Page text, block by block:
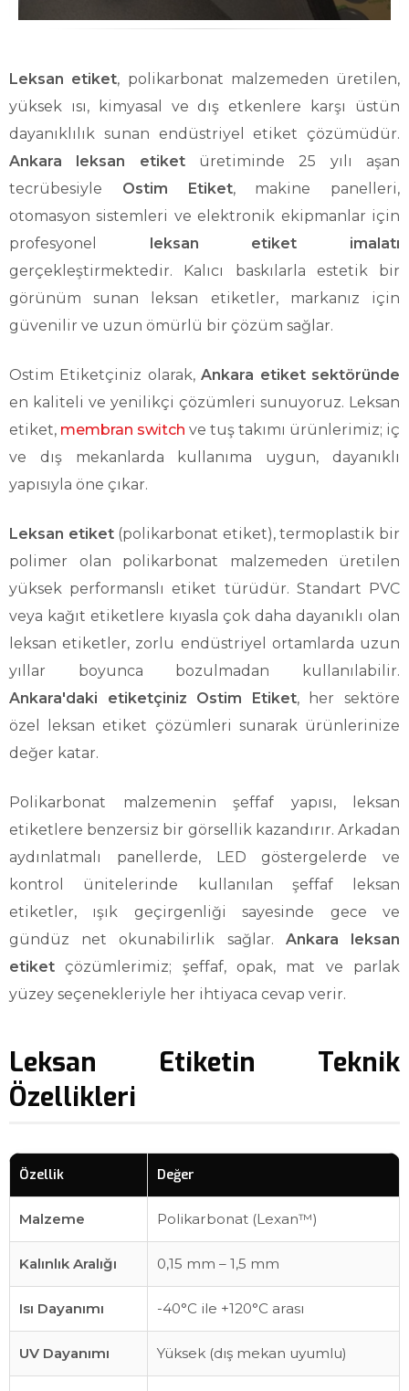
Leksan etiket, polikarbonat malzemeden üretilen,
yüksek ısı, kimyasal ve dış etkenlere karşı üstün
dayanıklılık sunan endüstriyel etiket çözümüdür.
Ankara leksan etiketüretiminde 25 yılı aşan
tecrübesiyle Ostim Etiket, makine panelleri,
otomasyon sistemleri ve elektronik ekipmanlar için
profesyonel leksan etiket imalatı
gerçekleştirmektedir. Kalıcı baskılarla estetik bir
görünüm sunan leksan etiketler, markanız için
güvenilir ve uzun ömürlü bir çözüm sağlar.
Ostim Etiketçiniz olarak,Ankara etiket sektöründe
en kaliteli ve yenilikçi çözümleri sunuyoruz. Leksan
etiket, membran switch ve tuş takımı ürünlerimiz; iç
ve dış mekanlarda kullanıma uygun, dayanıklı
yapısıyla öne çıkar.
Leksan etiket(polikarbonat etiket), termoplastik bir
polimer olan polikarbonat malzemeden üretilen
yüksek performanslı etiket türüdür. Standart PVC
veya kağıt etiketlere kıyasla çok daha dayanıklı olan
leksan etiketler, zorlu endüstriyel ortamlarda uzun
yıllar boyunca bozulmadan kullanılabilir.
Ankara'daki etiketçiniz Ostim Etiket, her sektöre
özel leksan etiket çözümleri sunarak ürünlerinize
değer katar.
Polikarbonat malzemenin şeffaf yapısı, leksan
etiketlere benzersiz bir görsellik kazandırır. Arkadan
aydınlatmalı panellerde, LED göstergelerde ve
kontrol ünitelerinde kullanılan şeffaf leksan
etiketler, ışık geçirgenliği sayesinde gece ve
gündüz net okunabilirlik sağlar. Ankara leksan
etiket çözümlerimiz; şeffaf, opak, mat ve parlak
yüzey seçenekleriyle her ihtiyaca cevap verir.
Leksan Etiketin Teknik
Özellikleri
Özellik Değer
Malzeme Polikarbonat (Lexan™)
Kalınlık Aralığı 0,15 mm – 1,5 mm
Isı Dayanımı -40°C ile +120°C arası
UV Dayanımı Yüksek (dış mekan uyumlu)